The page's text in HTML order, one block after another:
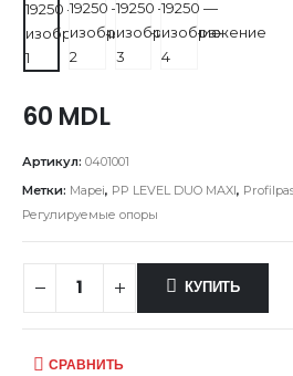
60 MDL
Артикул: 0401001
Метки: Mapei, PP LEVEL DUO MAXI,
Регулируемые опоры
КУПИТЬ
СРАВНИТЬ